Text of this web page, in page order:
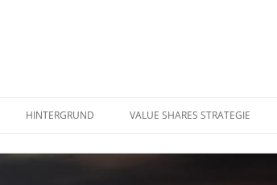
HINTERGRUND VALUE SHARES STRATEGIE